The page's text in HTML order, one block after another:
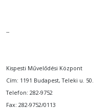
--
Kispesti Művelődési Központ
Cím: 1191 Budapest, Teleki u. 50.
Telefon: 282-9752
Fax: 282-9752/0113